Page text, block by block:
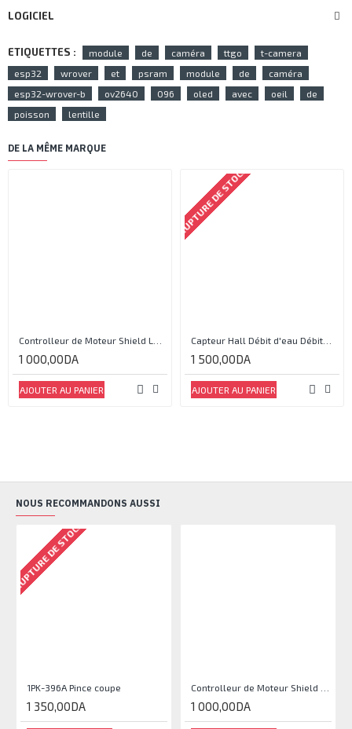
LOGICIEL
ETIQUETTES : module de caméra ttgo
t-camera
esp32
wrover et psram module de
caméra
esp32-wrover-b
ov2640 096 oled avec oeil
de
poisson
lentille
DE LA MÊME MARQUE
1 000,00DA
AJOUTER AU PANIER
RUPTURE DE STOCK
Capteur Hall Débit d'eau Débitmètre Contrôle 1-30L Eau / min 1.75MPa
1 500,00DA
AJOUTER AU PANIER
NOUS RECOMMANDONS AUSSI
RUPTURE DE STOCK
1PK-396A Pince coupe
1 350,00DA 1 000,00DA